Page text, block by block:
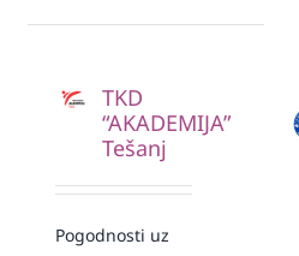
TKD
“AKADEMIJA”
Tešanj
Pogodnosti uz